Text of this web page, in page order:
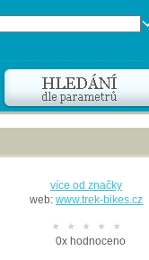
více od značky
web: www.trek-bikes.cz
0xhodnoceno